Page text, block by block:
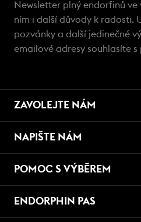
Newsletter plný endorfinů ve
ním i další důvody k radosti.
pozvánky a další jedinečné
emailové adresy souhlasíte s
ZAVOLEJTE NÁM
NAPIŠTE NÁM
POMOC S VÝBĚREM
ENDORPHIN PAS